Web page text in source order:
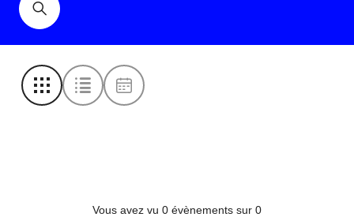
Vous avez vu 0 évènements sur 0